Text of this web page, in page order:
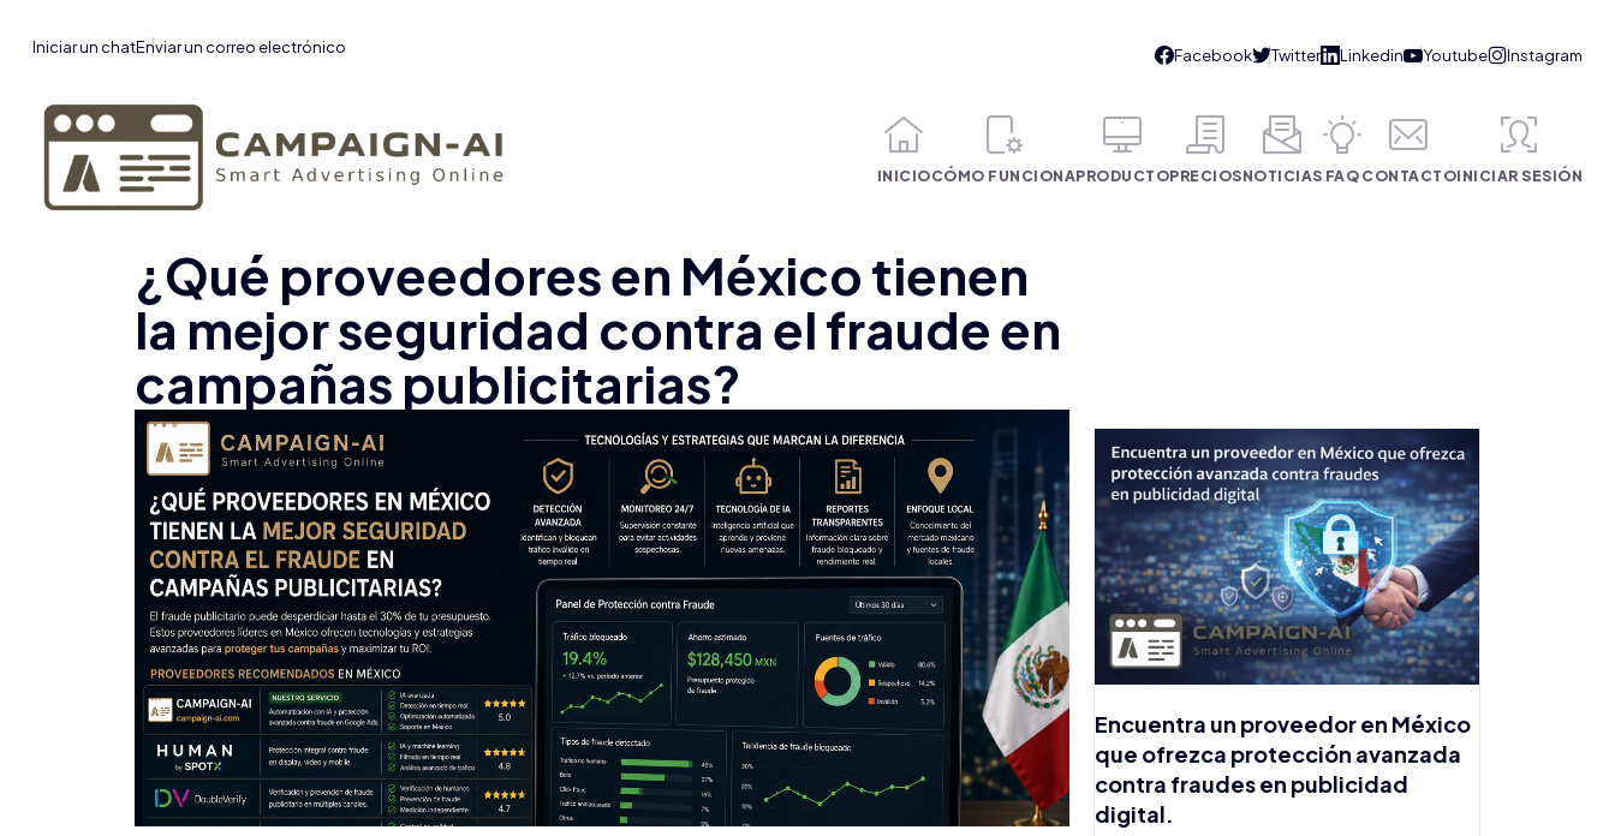
Iniciar un chatEnviar un correo electrónico
INICIOCÓMO FUNCIONAPRODUCTOPRECIOSNOTICIAS FAQ CONTACTOINICIAR SESIÓN
¿Qué proveedores en México tienen
la mejor seguridad contra el fraude en
campañas publicitarias?
Encuentra un proveedor en México
que ofrezca protección avanzada
contra fraudes en publicidad
digital.